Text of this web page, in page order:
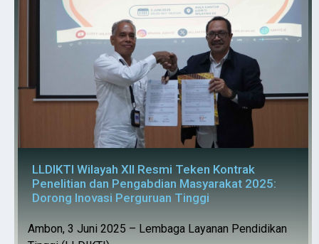
LLDIKTI Wilayah XII Resmi Teken Kontrak
Penelitian dan Pengabdian Masyarakat 2025:
Dorong Inovasi Perguruan Tinggi
Ambon, 3 Juni 2025 – Lembaga Layanan Pendidikan